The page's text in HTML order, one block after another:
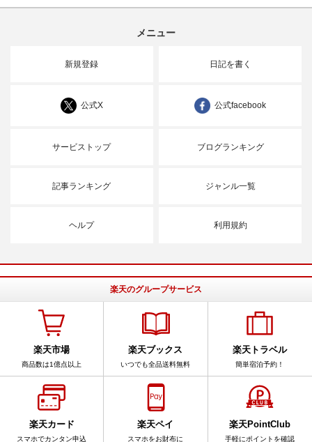
メニュー
新規登録 日記を書く
公式X 公式facebook
サービストップ ブログランキング
記事ランキング ジャンル一覧
ヘルプ 利用規約
楽天のグループサービス
楽天市場
商品数は1億点以上
楽天ブックス
いつでも全品送料無料
楽天トラベル
簡単宿泊予約！
楽天カード
スマホでカンタン申込
楽天ペイ
スマホをお財布に
楽天PointClub
手軽にポイントを確認